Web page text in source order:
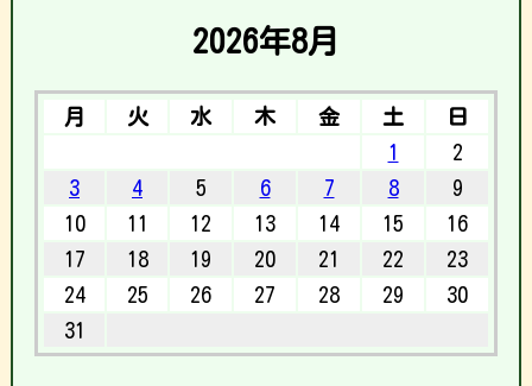
2026年8月
月 火 水 木 金 土
日
1
2
3
4 5 6 7 8
9
10
11 12 13 14 15
16
17
18 19 20 21 22
23
24
25 26 27 28 29
30
31